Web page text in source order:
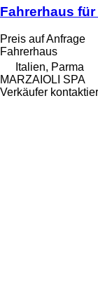
Fahrerhaus
Preis auf Anfrage
Fahrerhaus
Italien, Parma
MARZAIOLI SPA
Verkäufer